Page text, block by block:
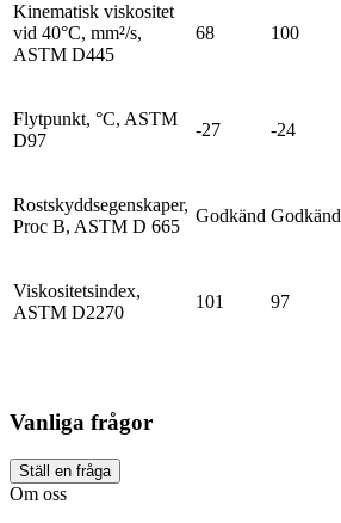
Kinematisk viskositet
vid 40°C, mm²/s,
ASTM D445
68 100
Flytpunkt, °C, ASTM
D97
-27 -24
Rostskyddsegenskaper,
Proc B, ASTM D 665
Godkänd Godkänd
Viskositetsindex,
ASTM D2270
101 97
Vanliga frågor
Ställ en fråga
Om oss